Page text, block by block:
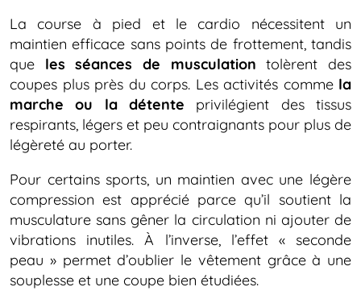
La course à pied et le cardio nécessitent un
maintien efficace sans points de frottement, tandis
que les séances de musculation tolèrent des
coupes plus près du corps. Les activités comme la
marche ou la détente privilégient des tissus
respirants, légers et peu contraignants pour plus de
légèreté au porter.
Pour certains sports, un maintien avec une légère
compression est apprécié parce qu’il soutient la
musculature sans gêner la circulation ni ajouter de
vibrations inutiles. À l’inverse, l’effet « seconde
peau » permet d’oublier le vêtement grâce à une
souplesse et une coupe bien étudiées.